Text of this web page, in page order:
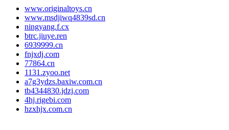
www.originaltoys.cn
www.msdjiwq4839sd.cn
ningyang.f.cx
btrc.jiuye.ren
6939999.cn
fnjxdj.com
77864.cn
1131.zyoo.net
a7g3ydzs.baxiw.com.cn
tb4344830.jdzj.com
4hj.rigebi.com
hzxhjx.com.cn